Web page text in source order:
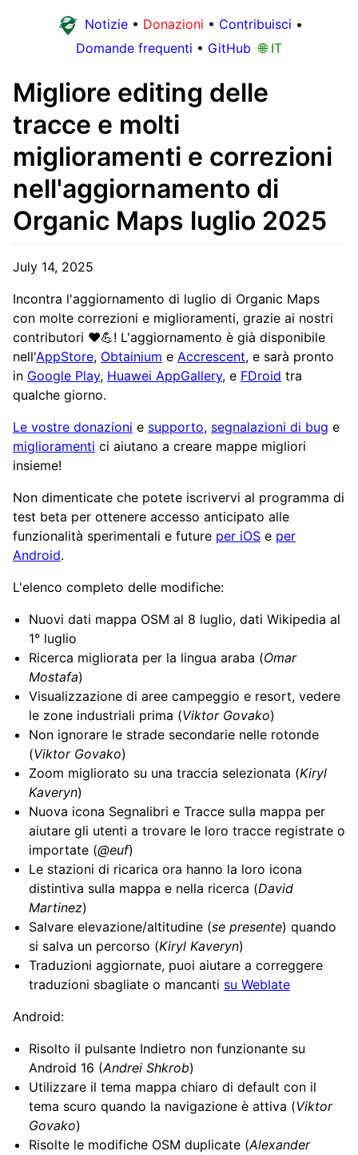
Notizie • Donazioni • Contribuisci •
Domande frequenti • GitHub 🌐 IT
Migliore editing delle
tracce e molti
miglioramenti e correzioni
nell'aggiornamento di
Organic Maps luglio 2025
July 14, 2025
Incontra l'aggiornamento di luglio di Organic Maps
con molte correzioni e miglioramenti, grazie ai nostri
contributori ❤️💪! L'aggiornamento è già disponibile
nell'AppStore, Obtainium e Accrescent, e sarà pronto
in Google Play, Huawei AppGallery, e FDroid tra
qualche giorno.
Le vostre donazioni e supporto, segnalazioni di bug e
miglioramenti ci aiutano a creare mappe migliori
insieme!
Non dimenticate che potete iscrivervi al programma di
test beta per ottenere accesso anticipato alle
funzionalità sperimentali e future per iOS e per
Android.
L'elenco completo delle modifiche:
Nuovi dati mappa OSM al 8 luglio, dati Wikipedia al
1° luglio
Ricerca migliorata per la lingua araba (Omar
Mostafa)
Visualizzazione di aree campeggio e resort, vedere
le zone industriali prima (Viktor Govako)
Non ignorare le strade secondarie nelle rotonde
(Viktor Govako)
Zoom migliorato su una traccia selezionata (Kiryl
Kaveryn)
Nuova icona Segnalibri e Tracce sulla mappa per
aiutare gli utenti a trovare le loro tracce registrate o
importate (@euf)
Le stazioni di ricarica ora hanno la loro icona
distintiva sulla mappa e nella ricerca (David
Martinez)
Salvare elevazione/altitudine (se presente) quando
si salva un percorso (Kiryl Kaveryn)
Traduzioni aggiornate, puoi aiutare a correggere
traduzioni sbagliate o mancanti su Weblate
Android:
Risolto il pulsante Indietro non funzionante su
Android 16 (Andrei Shkrob)
Utilizzare il tema mappa chiaro di default con il
tema scuro quando la navigazione è attiva (Viktor
Govako)
Risolte le modifiche OSM duplicate (Alexander